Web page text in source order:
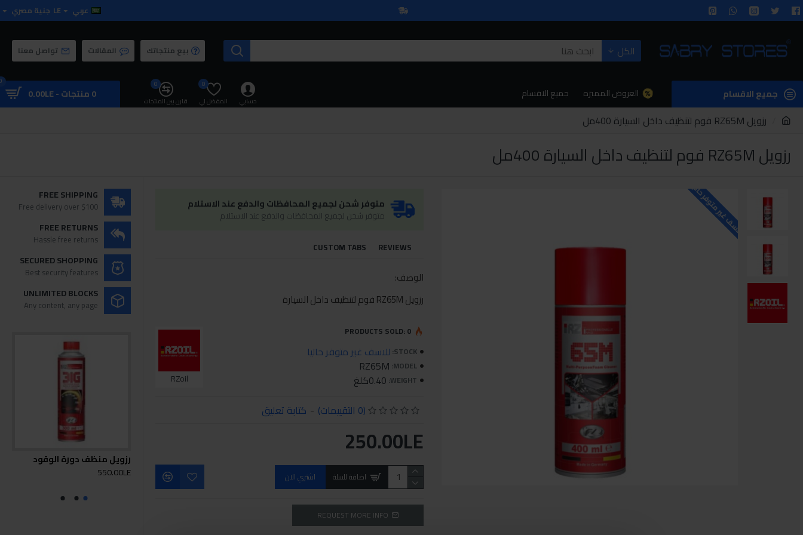
عربي LE جنية مصري
الكل بيع منتجاتك المقالات تواصل معنا
جميع الاقسام العروض المميزه جميع الاقسام
حسابي المفضل لي
0
قارن بين المنتجات
0
0 منتجات - 0.00LE
رزويل RZ65M فوم لتنظيف داخل السيارة 400مل
رزويل RZ65M فوم لتنظيف داخل السيارة 400مل
للاسف غير متوفر حاليا متوفر شحن لجميع المحافظات والدفع عند الاستلام
متوفر شحن لجميع المحافظات والدفع عند الاستلام
REVIEWS
CUSTOM TABS
الوصف:
رزويل RZ65M فوم لتنظيف داخل السيارة
STOCK: للاسف غير متوفر حاليا
MODEL:
RZ65M
WEIGHT: 0.40كلغ RZoil
PRODUCTS SOLD: 0
(0 التقييمات) - كتابة تعليق
250.00LE
اضافة للسلة اشتري الان
REQUEST MORE INFO
FREE SHIPPING
Free delivery over $100
FREE RETURNS
Hassle free returns
SECURED SHOPPING
Best security features
UNLIMITED BLOCKS
Any content, any page
رزويل منظف دورة الوقود
550.00LE